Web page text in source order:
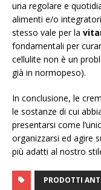
una regolare e
alimenti e/o
stesso vale per la
fondamentali per
cellulite non è un
già in normopeso).
In conclusione, le
le sostanze di cui
presentarsi come
organizzarsi ed agire
più adatti al nostro
PRODOTTI